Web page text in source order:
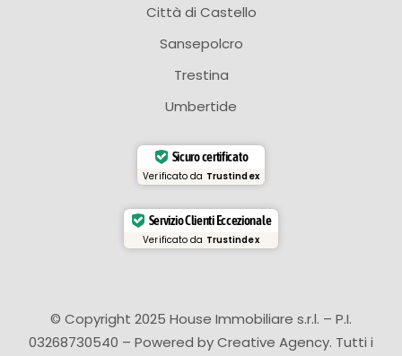
Città di Castello
Sansepolcro
Trestina
Umbertide
Sicuro certificato
Verificato da Trustindex
Servizio Clienti Eccezionale
Verificato da Trustindex
© Copyright 2025 House Immobiliare s.r.l. – P.I.
03268730540 – Powered byCreative Agency. Tutti i